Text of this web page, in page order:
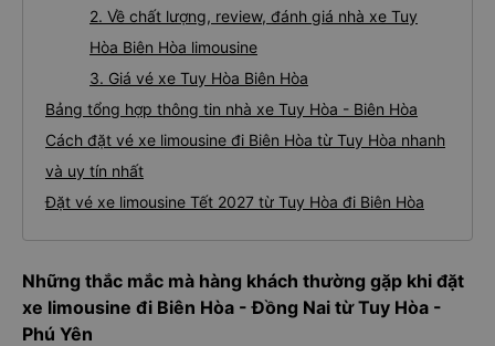
2. Về chất lượng, review, đánh giá nhà xe Tuy
Hòa Biên Hòa limousine
3. Giá vé xe Tuy Hòa Biên Hòa
Bảng tổng hợp thông tin nhà xe Tuy Hòa - Biên Hòa
Cách đặt vé xe limousine đi Biên Hòa từ Tuy Hòa nhanh
và uy tín nhất
Đặt vé xe limousine Tết 2027 từ Tuy Hòa đi Biên Hòa
Những thắc mắc mà hàng khách thường gặp khi đặt
xe limousine đi Biên Hòa - Đồng Nai từ Tuy Hòa -
Phú Yên